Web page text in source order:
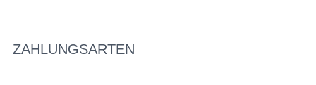
ZAHLUNGSARTEN